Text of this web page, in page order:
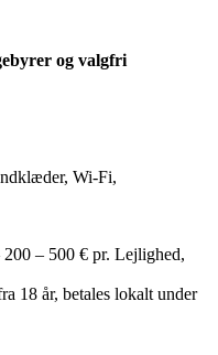
og valgfri
Wi-Fi,
– 500 € pr. Lejlighed,
18 år, betales lokalt under